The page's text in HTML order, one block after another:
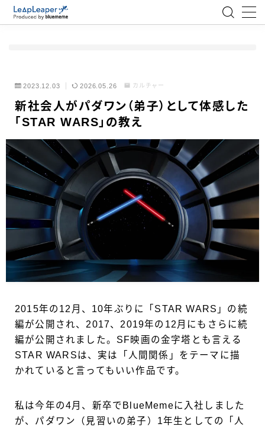
エンジニア
AI
アジャイル
テクノロジー
BlueMeme
2023.12.03 2026.05.26 カルチャー
新社会人がパダワン（弟子）として体感した
「STAR WARS」の教え
2015年の12月、10年ぶりに「STAR WARS」の続
編が公開され、2017、2019年の12月にもさらに続
編が公開されました。SF映画の金字塔とも言える
STAR WARSは、実は「人間関係」をテーマに描
かれていると言ってもいい作品です。
私は今年の4月、新卒でBlueMemeに入社しました
が、パダワン（見習いの弟子）1年生としての「人